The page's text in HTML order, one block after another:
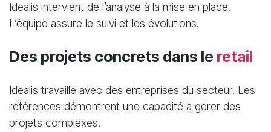
Idealis intervient de l’analyse à la mise en place.
L’équipe assure le suivi et les évolutions.
Des projets concrets dans le retail
Idealis travaille avec des entreprises du secteur. Les
références démontrent une capacité à gérer des
projets complexes.